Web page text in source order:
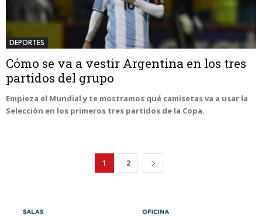
DEPORTES
Cómo se va a vestir Argentina en los tres
partidos del grupo
Empieza el Mundial y te mostramos qué camisetas va a usar la
Selección en los primeros tres partidos de la Copa.
1 2